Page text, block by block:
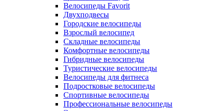
Велосипеды Favorit
Двухподвесы
Городские велосипеды
Взрослый велосипед
Складные велосипеды
Комфортные велосипеды
Гибридные велосипеды
Туристические велосипеды
Велосипеды для фитнеса
Подростковые велосипеды
Спортивные велосипеды
Профессиональные велосипеды